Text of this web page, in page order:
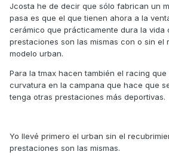
Jcosta he de decir que sólo fabrican un
pasa es que el que tienen ahora a la
cerámico que prácticamente dura la vida
prestaciones son las mismas con o sin el
modelo urban.
Para la tmax hacen también el racing
curvatura en la campana que hace que
tenga otras prestaciones más deportivas.
Yo llevé primero el urban sin el
prestaciones son las mismas.